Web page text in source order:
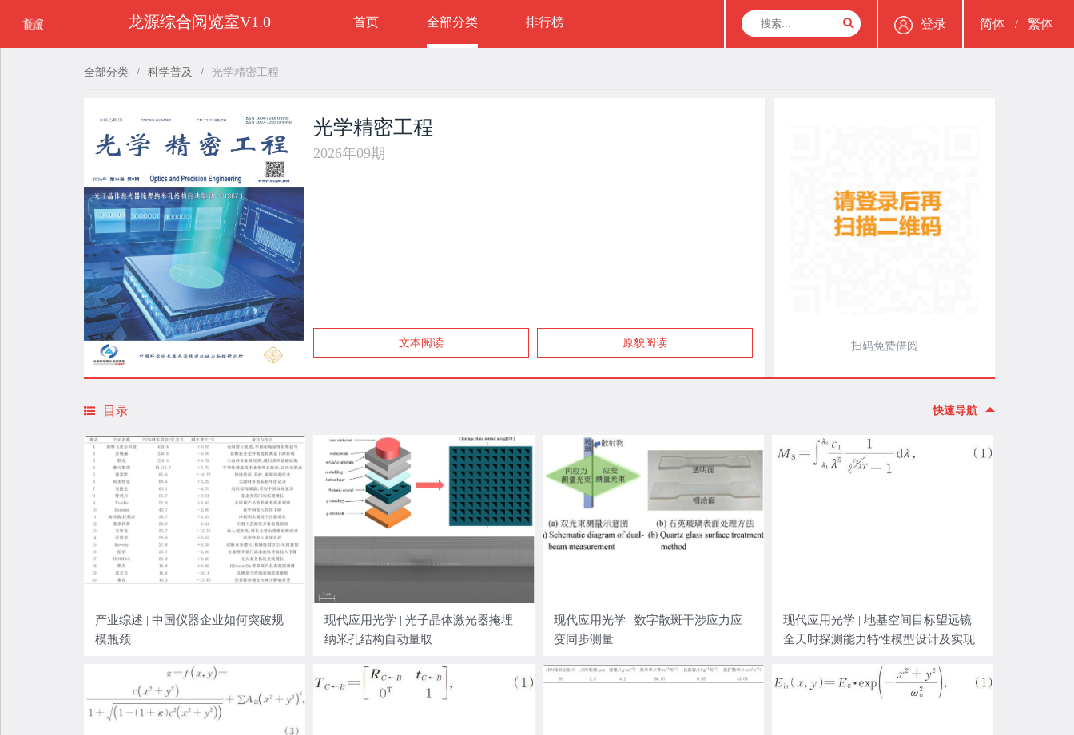
全部分类 / 科学普及 / 光学精密工程
光学精密工程
2026年09期
文本阅读 原貌阅读 扫码免费借阅
目录 快速导航
产业综述 | 中国仪器企业如何突破规
模瓶颈
现代应用光学 | 光子晶体激光器掩埋
纳米孔结构自动量取
现代应用光学 | 数字散斑干涉应力应
变同步测量
现代应用光学 | 地基空间目标望远镜
全天时探测能力特性模型设计及实现
龙源综合阅览室V1.0 首页 全部分类 排行榜 登录 简体 / 繁体